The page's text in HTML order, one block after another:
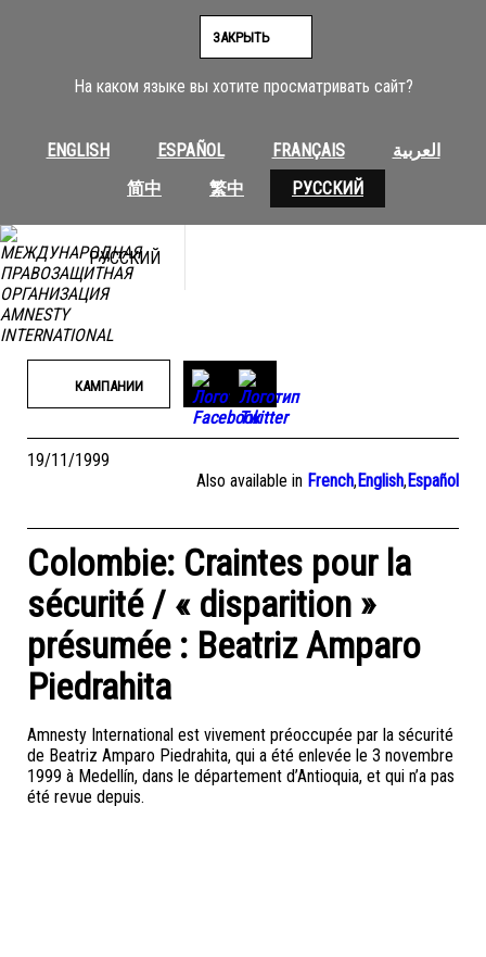
На каком языке вы хотите просматривать сайт?
ENGLISH ESPAÑOL FRANÇAIS
العربية
简中
繁中 РУССКИЙ
ЗАКРЫТЬ
РУССКИЙ
КАМПАНИИ
19/11/1999
Also available in French,English,Español
Colombie: Craintes pour la
sécurité / « disparition »
présumée : Beatriz Amparo
Piedrahita
Amnesty International est vivement préoccupée par la sécurité
de Beatriz Amparo Piedrahita, qui a été enlevée le 3 novembre
1999 à Medellín, dans le département d’Antioquia, et qui n’a pas
été revue depuis.